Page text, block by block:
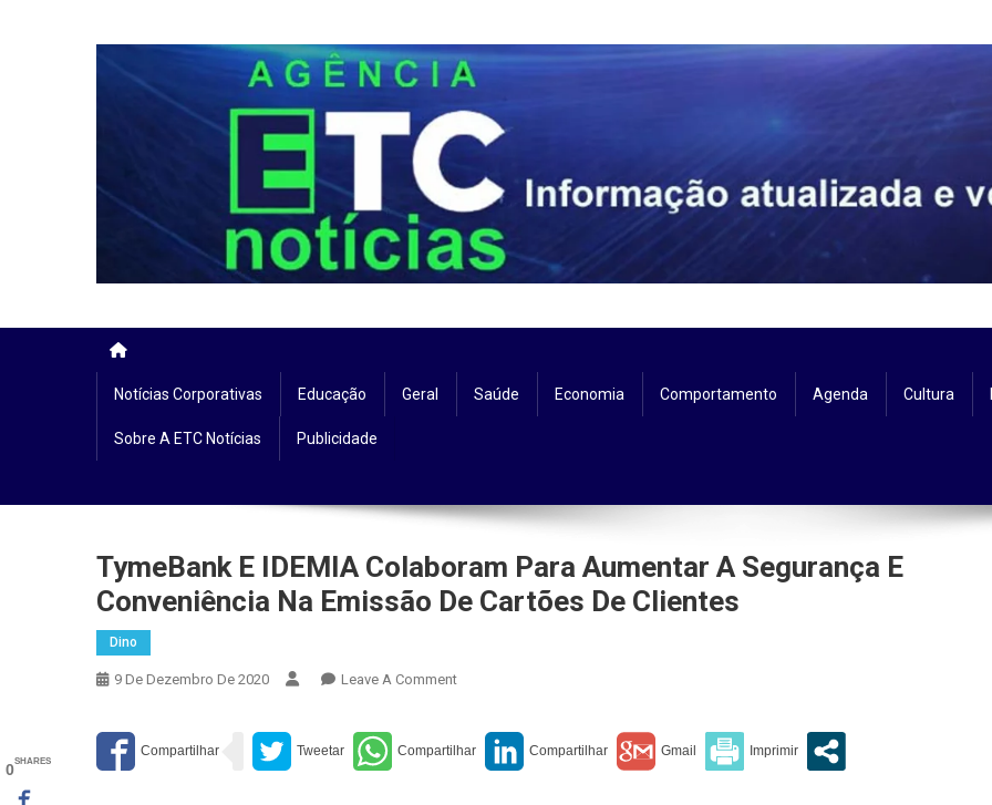
Notícias Corporativas Educação Geral Saúde Economia Comportamento Agenda Cultura
Sobre A ETC Notícias Publicidade
TymeBank E IDEMIA Colaboram Para Aumentar A Segurança E
Conveniência Na Emissão De Cartões De Clientes
Dino
9 De Dezembro De 2020 Leave A CommentOn
IDEMIA
0SHARES